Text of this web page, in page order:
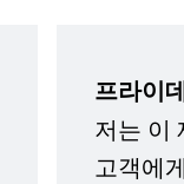
프라이
저는 이
고객에